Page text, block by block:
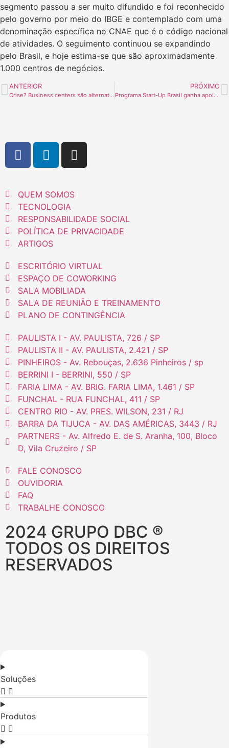
segmento passou a ser muito difundido e foi reconhecido
pelo governo por meio do IBGE e contemplado com uma
denominação específica no CNAE que é o código nacional
de atividades. O seguimento continuou se expandindo
pelo Brasil, e hoje estima-se que são aproximadamente
1.000 centros de negócios.
ANTERIOR
Crise? Business centers são alternativa mais econômicas para empresários
PRÓXIMO
Programa Start-Up Brasil ganha apoio da Delta Business Center
QUEM SOMOS
TECNOLOGIA
RESPONSABILIDADE SOCIAL
POLÍTICA DE PRIVACIDADE
ARTIGOS
ESCRITÓRIO VIRTUAL
ESPAÇO DE COWORKING
SALA MOBILIADA
SALA DE REUNIÃO E TREINAMENTO
PLANO DE CONTINGÊNCIA
PAULISTA I - AV. PAULISTA, 726 / SP
PAULISTA II - AV. PAULISTA, 2.421 / SP
PINHEIROS - Av. Rebouças, 2.636 Pinheiros / sp
BERRINI I - BERRINI, 550 / SP
FARIA LIMA - AV. BRIG. FARIA LIMA, 1.461 / SP
FUNCHAL - RUA FUNCHAL, 411 / SP
CENTRO RIO - AV. PRES. WILSON, 231 / RJ
BARRA DA TIJUCA - AV. DAS AMÉRICAS, 3443 / RJ
PARTNERS - Av. Alfredo E. de S. Aranha, 100, Bloco
D, Vila Cruzeiro / SP
FALE CONOSCO
OUVIDORIA
FAQ
TRABALHE CONOSCO
2024 GRUPO DBC ®
TODOS OS DIREITOS
RESERVADOS
Soluções
Produtos